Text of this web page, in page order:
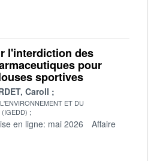
l'interdiction des
pour
sportives
Caroll
ET DU
(IGEDD)
en ligne: mai 2026
Affaire